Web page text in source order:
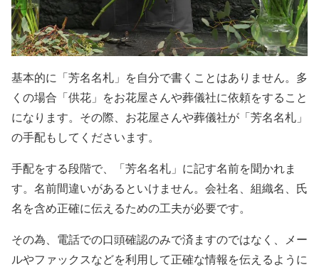
基本的に「芳名名札」を自分で書くことはありません。多
くの場合「供花」をお花屋さんや葬儀社に依頼をすること
になります。その際、お花屋さんや葬儀社が「芳名名札」
の手配もしてくださいます。
手配をする段階で、「芳名名札」に記す名前を聞かれま
す。名前間違いがあるといけません。会社名、組織名、氏
名を含め正確に伝えるための工夫が必要です。
その為、電話での口頭確認のみで済ますのではなく、メー
ルやファックスなどを利用して正確な情報を伝えるように